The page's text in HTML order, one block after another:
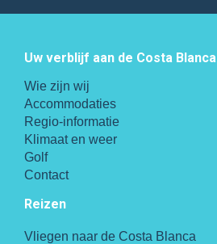
Uw verblijf aan de Costa Blanca
Wie zijn wij
Accommodaties
Regio-informatie
Klimaat en weer
Golf
Contact
Reizen
Vliegen naar de Costa Blanca